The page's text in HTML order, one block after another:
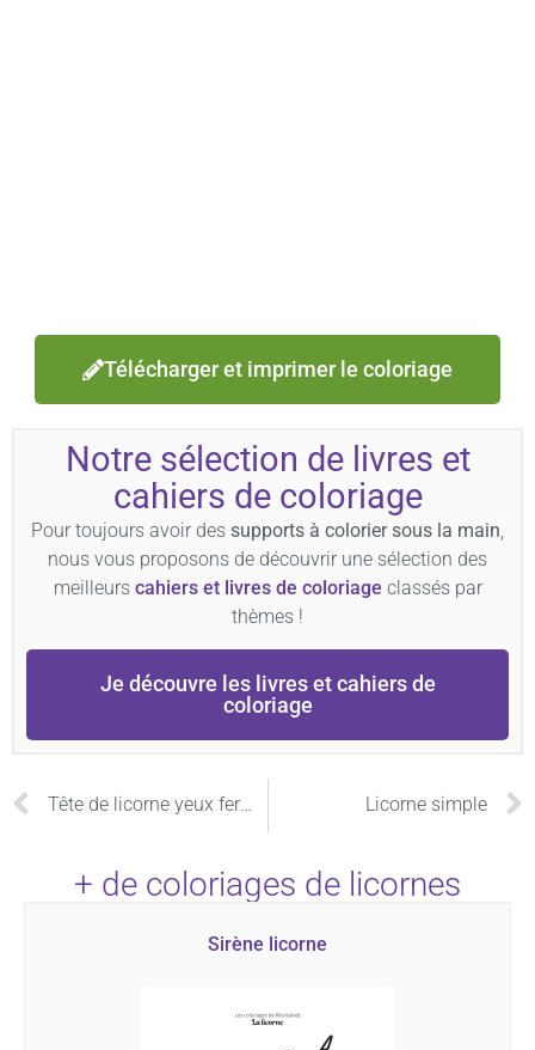
Télécharger et imprimer le coloriage
Notre sélection de livres et
cahiers de coloriage
Pour toujours avoir des supports à colorier sous la main,
nous vous proposons de découvrir une sélection des
meilleurs cahiers et livres de coloriage classés par
thèmes !
Je découvre les livres et cahiers de
coloriage
Tête de licorne yeux fermés Licorne simple
+ de coloriages de licornes
Sirène licorne